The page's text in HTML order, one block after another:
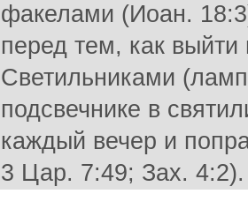
факелами (Иоан.
перед тем, как
Светильниками
подсвечнике в
каждый вечер и
3 Цар. 7:49; Зах. 4:2).